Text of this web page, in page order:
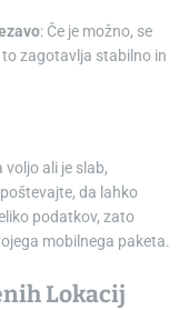
: Če je možno, se
to zagotavlja stabilno in
voljo ali je slab,
da lahko
podatkov, zato
mobilnega paketa.
Lokacij